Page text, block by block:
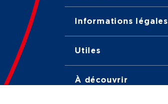
Informations légales
Utiles
À découvrir